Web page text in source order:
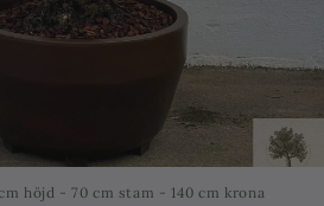
Olivträd 60 år planterat i kruka/